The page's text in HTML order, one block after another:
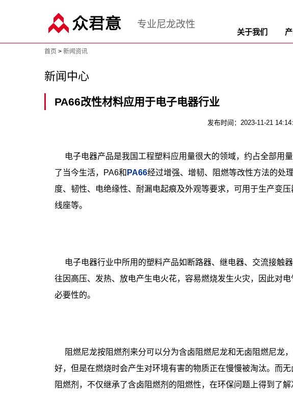
专业尼龙改性
关于我们
首页 > 新闻资讯
新闻中心
PA66改性材料应用于电子电器行业
发布时间：2023-11-21
电子电器产品是我国工程塑料应用量很大的领域，约占全部用
了当今生活，PA6和 PA66经过增强、增韧、阻燃等改性方法的处
度、韧性、电绝缘性、耐漏电起痕及外观等要求，可用于生产变
线座等。
电子电器行业中所用的塑料产品如断路器、继电器、交流接触
往因高压、发热、放电产生电火花，容易燃烧发生火灾，因此对
必要性的。
阻燃尼龙按阻燃剂来分可以分为含卤阻燃尼龙和无卤阻燃尼龙
好，但是在燃烧时会产生对环境有害的物质正在慢慢被淘汰。而
阻燃剂，不仅继承了含卤阻燃剂的阻燃性，在环保问题上得到了解